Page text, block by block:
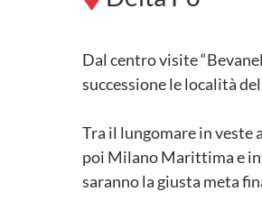
Dal centro visite
successione le località
Tra il lungomare in veste
poi Milano Marittima e
saranno la giusta meta